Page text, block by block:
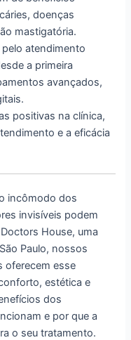
doenças
mastigatória.
atendimento
a primeira
avançados,
positivas na clínica,
e a eficácia
incômodo dos
invisíveis podem
House, uma
Paulo, nossos
oferecem esse
estética e
dos
e por que a
o seu tratamento.